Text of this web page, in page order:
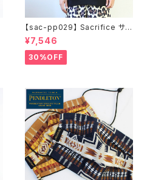
【sac-pp029】 Sacrifice サク
リファイス 大きいサイズ メンズ
ユニセックス スウェット パーカ
ー 窓グラフィック 長袖 M L XL
XXL 2L 大きめ 長袖Tシャツ デ
サイズ ビッグシルエット 黒 通勤
通学 秋冬
¥7,546
30%OFF